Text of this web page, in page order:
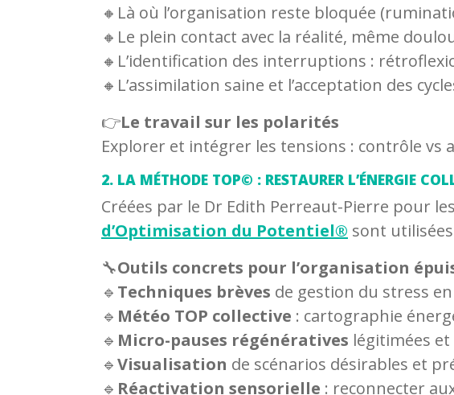
🔸Là où l’organisation reste bloquée
🔸Le plein contact avec la réalité, même
🔸L’identification des interruptions :
🔸L’assimilation saine et l’acceptation des
👉Le travail sur les polarités
Explorer et intégrer les tensions : contrôle vs
2. LA MÉTHODE TOP© : RESTAURER L’ÉNERGIE
Créées par le Dr Edith Perreaut-Pierre pour
d’Optimisation du Potentiel® sont
🔧Outils concrets pour l’organisation
🔹 Techniques brèves de gestion du stress
🔹 Météo TOP collective : cartographie
🔹 Micro-pauses régénératives légitimées
🔹Visualisation de scénarios désirables et
🔹 Réactivation sensorielle : reconnecter